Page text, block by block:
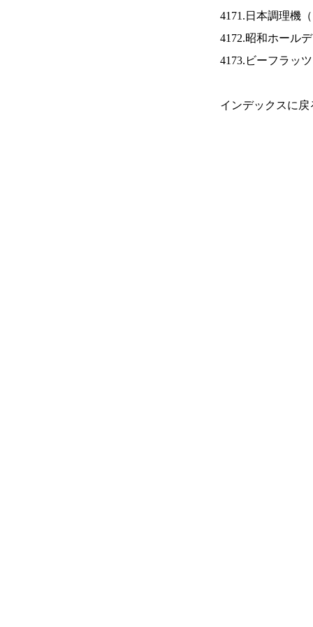
4171.日本調理機（
4172.昭和ホール
4173.ビーフラッ
インデックスに戻